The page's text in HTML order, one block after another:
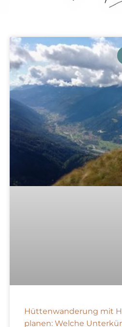
Hüttenwanderung mit
planen: Welche